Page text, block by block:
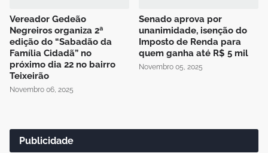
Vereador Gedeão
Negreiros organiza 2ª
edição do “Sabadão da
Família Cidadã” no
próximo dia 22 no bairro
Teixeirão
Novembro 06, 2025
Senado aprova por
unanimidade, isenção do
Imposto de Renda para
quem ganha até R$ 5 mil
Novembro 05, 2025
Publicidade